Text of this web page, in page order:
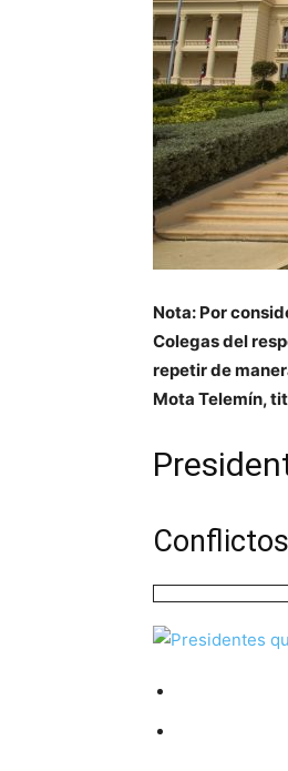
Nota: Por
Colegas del
repetir de
Mota Telemín,